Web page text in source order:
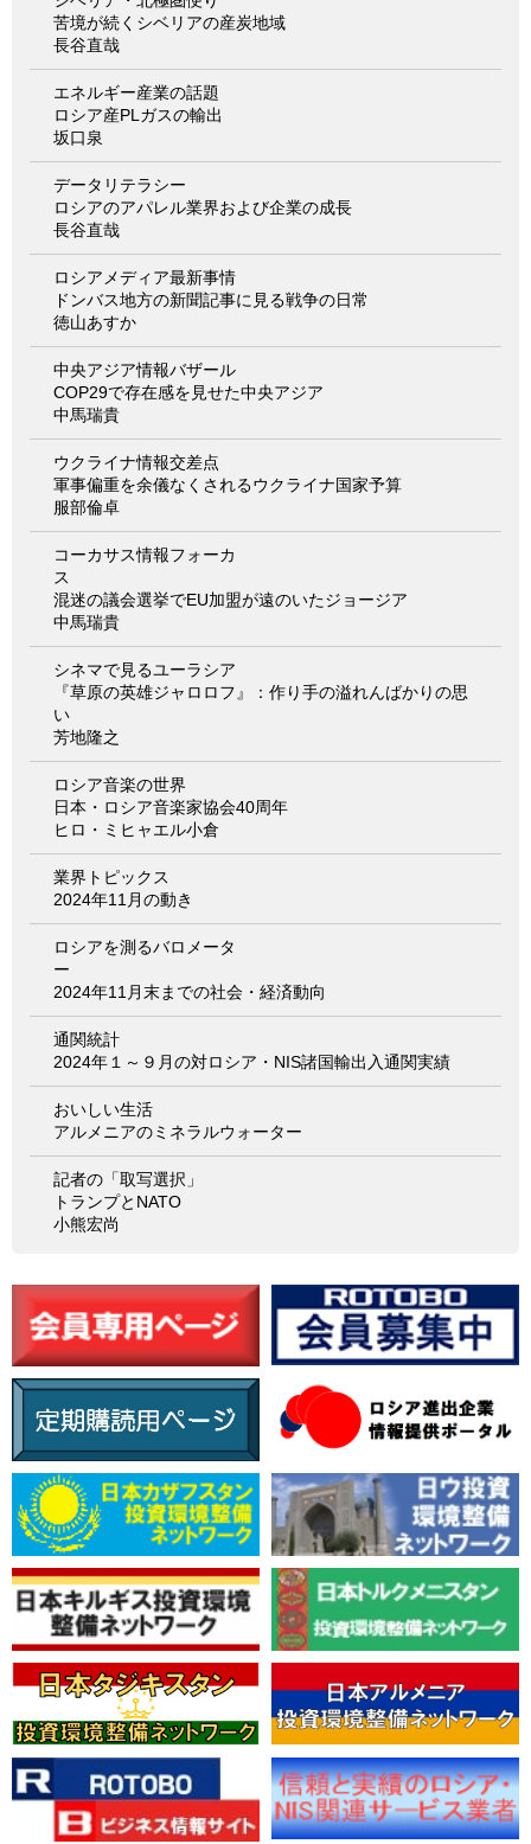
苦境が続くシベリアの産炭地域
長谷直哉
エネルギー産業の話題
ロシア産PLガスの輸出
坂口泉
データリテラシー
ロシアのアパレル業界および企業の成長
長谷直哉
ロシアメディア最新事情
ドンバス地方の新聞記事に見る戦争の日常
徳山あすか
中央アジア情報バザール
COP29で存在感を見せた中央アジア
中馬瑞貴
ウクライナ情報交差点
軍事偏重を余儀なくされるウクライナ国家予算
服部倫卓
コーカサス情報フォーカ
ス
混迷の議会選挙でEU加盟が遠のいたジョージア
中馬瑞貴
シネマで見るユーラシア
『草原の英雄ジャロロフ』：作り手の溢れんばかりの思
い
芳地隆之
ロシア音楽の世界
日本・ロシア音楽家協会40周年
ヒロ・ミヒャエル小倉
業界トピックス
2024年11月の動き
ロシアを測るバロメータ
ー
2024年11月末までの社会・経済動向
通関統計
2024年１～９月の対ロシア・NIS諸国輸出入通関実績
おいしい生活
アルメニアのミネラルウォーター
記者の「取写選択」
トランプとNATO
小熊宏尚